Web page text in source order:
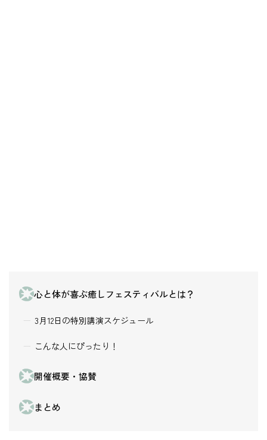
心と体が喜ぶ癒しフェスティバルとは？
3月12日の特別講演スケジュール
こんな人にぴったり！
開催概要・協賛
まとめ